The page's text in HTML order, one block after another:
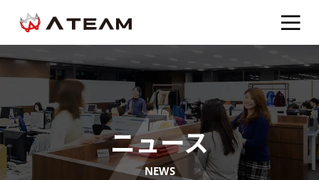
ニュース
NEWS